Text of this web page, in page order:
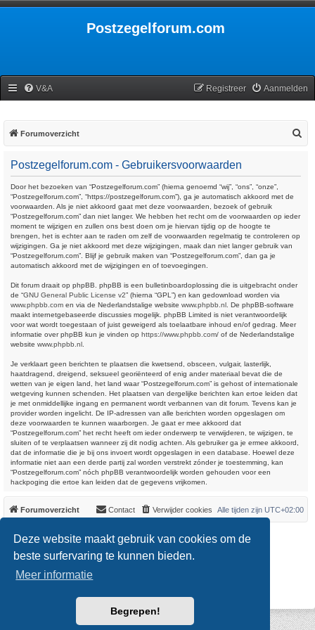
Deze website maakt gebruik van cookies om de
beste surfervaring te kunnen bieden.
Meer informatie
Begrepen!
Postzegelforum.com
V&A Aanmelden
Registreer
Forumoverzicht
Postzegelforum.com - Gebruikersvoorwaarden
Door het bezoeken van “Postzegelforum.com” (hierna genoemd “wij”, “ons”, “onze”,
“Postzegelforum.com”, “https://postzegelforum.com”), ga je automatisch akkoord met de
voorwaarden. Als je niet akkoord gaat met deze voorwaarden, bezoek of gebruik
“Postzegelforum.com” dan niet langer. We hebben het recht om de voorwaarden op ieder
moment te wijzigen en zullen ons best doen om je hiervan tijdig op de hoogte te
brengen, het is echter aan te raden om zelf de voorwaarden regelmatig te controleren op
wijzigingen. Ga je niet akkoord met deze wijzigingen, maak dan niet langer gebruik van
“Postzegelforum.com”. Blijf je gebruik maken van “Postzegelforum.com”, dan ga je
automatisch akkoord met de wijzigingen en of toevoegingen.
Dit forum draait op phpBB. phpBB is een bulletinboardoplossing die is uitgebracht onder
de “GNU General Public License v2” (hierna “GPL”) en kan gedownload worden via
www.phpbb.com en via de Nederlandstalige website www.phpbb.nl . De phpBB-software
maakt internetgebaseerde discussies mogelijk. phpBB Limited is niet verantwoordelijk
voor wat wordt toegestaan of juist geweigerd als toelaatbare inhoud en/of gedrag. Meer
informatie over phpBB kun je vinden op https://www.phpbb.com/ of de Nederlandstalige
website www.phpbb.nl
Je verklaart geen berichten te plaatsen die kwetsend, obsceen, vulgair, lasterlijk,
haatdragend, dreigend, seksueel georiënteerd of enig ander materiaal bevat die de
wetten van je eigen land, het land waar “Postzegelforum.com” is gehost of internationale
wetgeving kunnen schenden. Het plaatsen van dergelijke berichten kan ertoe leiden dat
je met onmiddellijke ingang en permanent wordt verbannen van dit forum. Tevens kan je
provider worden ingelicht. De IP-adressen van alle berichten worden opgeslagen om
deze voorwaarden te kunnen waarborgen. Je gaat er mee akkoord dat
“Postzegelforum.com” het recht heeft om ieder onderwerp te verwijderen, te wijzigen, te
sluiten of te verplaatsen wanneer zij dit nodig achten. Als gebruiker ga je ermee akkoord,
dat de informatie die je bij ons invoert wordt opgeslagen in een database. Hoewel deze
informatie niet aan een derde partij zal worden verstrekt zónder je toestemming, kan
“Postzegelforum.com” nóch phpBB verantwoordelijk worden gehouden voor een
hackpoging die ertoe kan leiden dat de gegevens vrijkomen.
Forumoverzicht Alle tijden zijn UTC+02:00
Verwijder cookies
Contact
*Original Author:Brad Veryard
*Updated to 3.3.x by MannixMD
* Style version: 3.4.0
Powered by